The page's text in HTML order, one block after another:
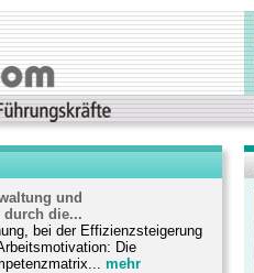
und
durch die...
bei der Effizienzsteigerung
Die
mehr